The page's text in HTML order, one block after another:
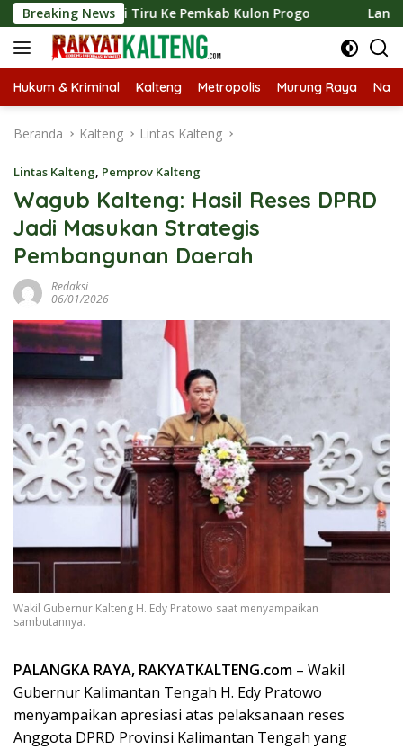
Langsung
ke
konten
Breaking News
Kaji Tiru Ke Pemkab Kulon Progo Langsungkan Kaji
Hukum & Kriminal Kalteng Metropolis Murung Raya
Beranda Kalteng Lintas Kalteng
Lintas Kalteng, Pemprov Kalteng
Wagub Kalteng: Hasil Reses DPRD
Jadi Masukan Strategis
Pembangunan Daerah
Redaksi
06/01/2026
Wakil Gubernur Kalteng H. Edy Pratowo saat menyampaikan
sambutannya.
PALANGKA RAYA, RAKYATKALTENG.com – Wakil
Gubernur Kalimantan Tengah H. Edy Pratowo
menyampaikan apresiasi atas pelaksanaan reses
Anggota DPRD Provinsi Kalimantan Tengah yang